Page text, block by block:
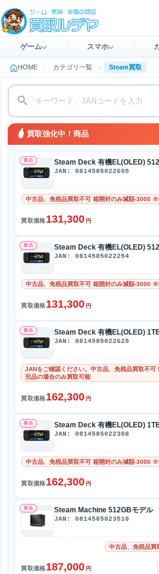
ゲーム スマホ
HOME カテゴリ一覧 Steam買取
買取強化中！商品
新品 Steam Deck 有機EL(OLED)
JAN: 0814585022605
中古品、免税品買取不可 箱開封のみ減額-3000
買取価格131,300 円
新品 Steam Deck 有機EL(OLED)
JAN: 0814585022254
中古品、免税品買取不可 箱開封のみ減額-3000
買取価格131,300 円
新品 Steam Deck 有機EL(OLED)
JAN: 0814585022629
JANをご確認ください。中古品、免税品買取不
完品の場合のみ買取可能
買取価格162,300 円
新品 Steam Deck 有機EL(OLED)
JAN: 0814585022308
中古品、免税品買取不可 箱開封のみ減額-3000
買取価格162,300 円
新品 Steam Machine 512GBモデル
JAN: 0814585023510
中古品、免税品買
買取価格187,000 円